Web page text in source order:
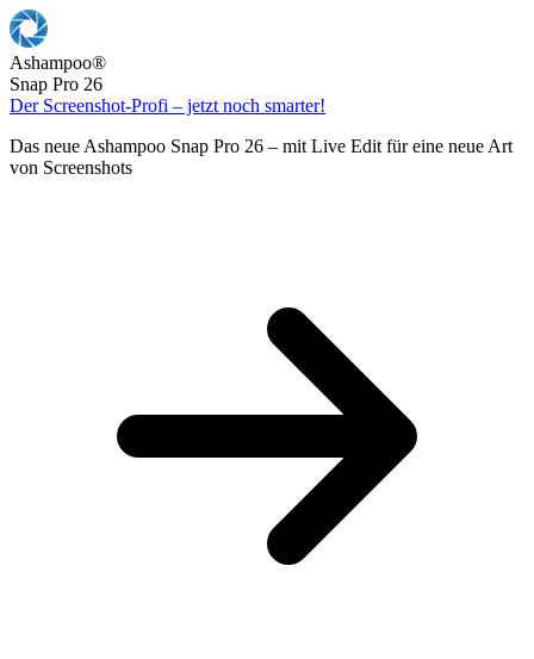
Ashampoo®
Snap Pro 26
Der Screenshot-Profi – jetzt noch smarter!
Das neue Ashampoo Snap Pro 26 – mit Live Edit für eine neue Art
von Screenshots